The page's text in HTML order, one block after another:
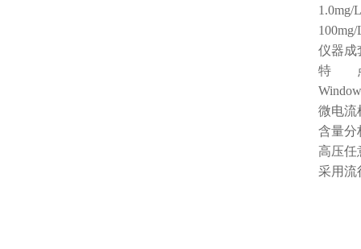
1.0mg/
仪器成
特
微电流
含量分
高压任
采用流